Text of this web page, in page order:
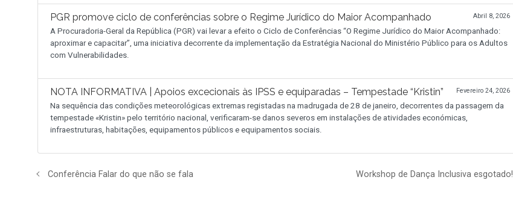
PGR promove ciclo de conferências sobre o Regime Jurídico do Maior Acompanhado Abril 8, 2026
A Procuradoria-Geral da República (PGR) vai levar a efeito o Ciclo de Conferências “O Regime Jurídico do Maior Acompanhado:
aproximar e capacitar”, uma iniciativa decorrente da implementação da Estratégia Nacional do Ministério Público para os Adultos
com Vulnerabilidades.
NOTA INFORMATIVA | Apoios excecionais às IPSS e equiparadas – Tempestade “Kristin” Fevereiro 24, 2026
Na sequência das condições meteorológicas extremas registadas na madrugada de 28 de janeiro, decorrentes da passagem da
tempestade «Kristin» pelo território nacional, verificaram-se danos severos em instalações de atividades económicas,
infraestruturas, habitações, equipamentos públicos e equipamentos sociais.
Conferência Falar do que não se fala Workshop de Dança Inclusiva esgotado!